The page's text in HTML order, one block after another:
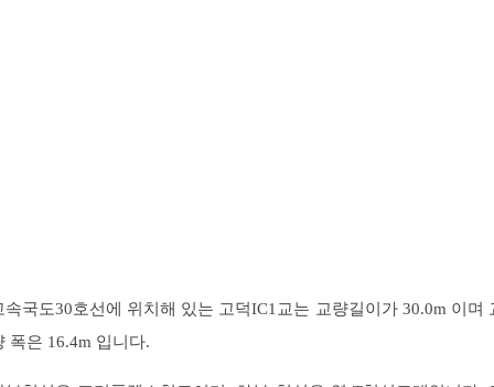
속국도30호선에 위치해 있는 고덕IC1교는 교량길이가 30.0m 이며
폭은 16.4m 입니다.